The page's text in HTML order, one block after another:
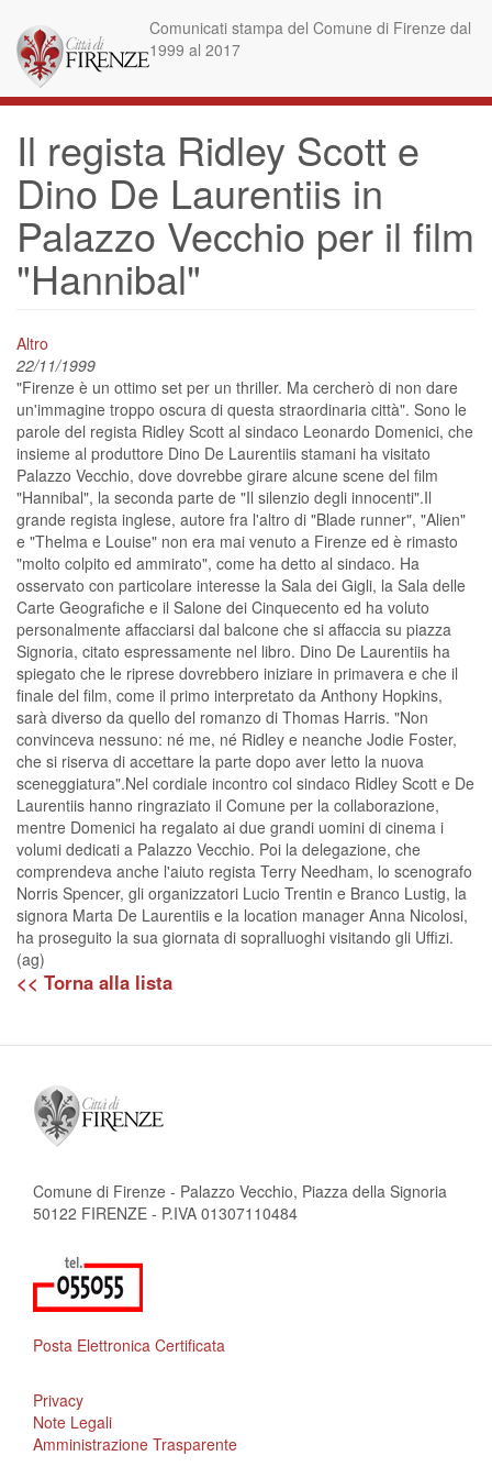
main
content
Comunicati stampa del Comune di Firenze dal
1999 al 2017
Il regista Ridley Scott e
Dino De Laurentiis in
Palazzo Vecchio per il film
"Hannibal"
Altro
22/11/1999
"Firenze è un ottimo set per un thriller. Ma cercherò di non dare
un'immagine troppo oscura di questa straordinaria città". Sono le
parole del regista Ridley Scott al sindaco Leonardo Domenici, che
insieme al produttore Dino De Laurentiis stamani ha visitato
Palazzo Vecchio, dove dovrebbe girare alcune scene del film
"Hannibal", la seconda parte de "Il silenzio degli innocenti".Il
grande regista inglese, autore fra l'altro di "Blade runner", "Alien"
e "Thelma e Louise" non era mai venuto a Firenze ed è rimasto
"molto colpito ed ammirato", come ha detto al sindaco. Ha
osservato con particolare interesse la Sala dei Gigli, la Sala delle
Carte Geografiche e il Salone dei Cinquecento ed ha voluto
personalmente affacciarsi dal balcone che si affaccia su piazza
Signoria, citato espressamente nel libro. Dino De Laurentiis ha
spiegato che le riprese dovrebbero iniziare in primavera e che il
finale del film, come il primo interpretato da Anthony Hopkins,
sarà diverso da quello del romanzo di Thomas Harris. "Non
convinceva nessuno: né me, né Ridley e neanche Jodie Foster,
che si riserva di accettare la parte dopo aver letto la nuova
sceneggiatura".Nel cordiale incontro col sindaco Ridley Scott e De
Laurentiis hanno ringraziato il Comune per la collaborazione,
mentre Domenici ha regalato ai due grandi uomini di cinema i
volumi dedicati a Palazzo Vecchio. Poi la delegazione, che
comprendeva anche l'aiuto regista Terry Needham, lo scenografo
Norris Spencer, gli organizzatori Lucio Trentin e Branco Lustig, la
signora Marta De Laurentiis e la location manager Anna Nicolosi,
ha proseguito la sua giornata di sopralluoghi visitando gli Uffizi.
(ag)
<< Torna alla lista
Comune di Firenze - Palazzo Vecchio, Piazza della Signoria
50122 FIRENZE - P.IVA 01307110484
Posta Elettronica Certificata
Privacy
Note Legali
Amministrazione Trasparente